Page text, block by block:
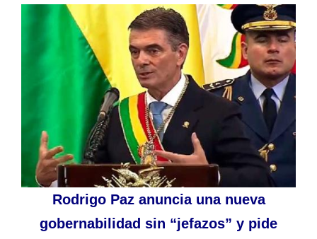
Rodrigo Paz anuncia una nueva
gobernabilidad sin “jefazos” y pide